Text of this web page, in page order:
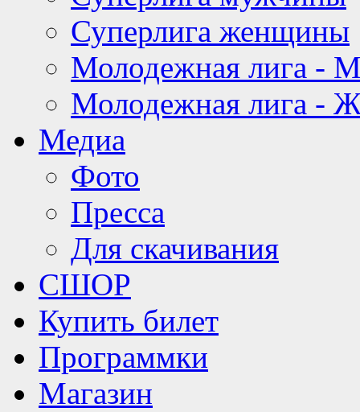
Суперлига женщины
Молодежная лига -
Молодежная лига -
Медиа
Фото
Пресса
Для скачивания
СШОР
Купить билет
Программки
Магазин